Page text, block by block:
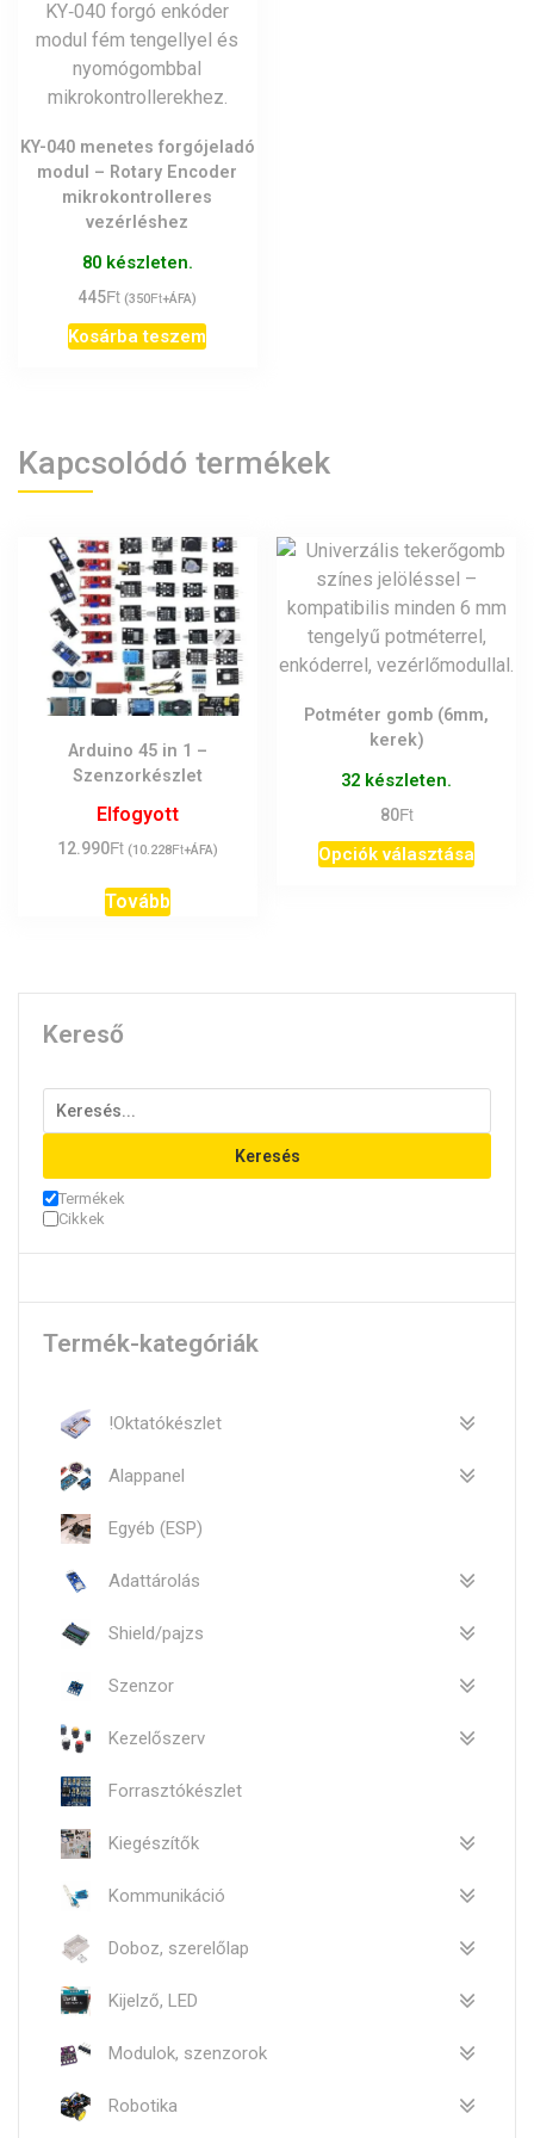
KY-040 menetes forgójeladó
modul – Rotary Encoder
mikrokontrolleres
vezérléshez
80 készleten.
445Ft (350Ft+ÁFA)
Kosárba teszem
Kapcsolódó termékek
Arduino 45 in 1 –
Szenzorkészlet
Elfogyott
12.990Ft (10.228Ft+ÁFA)
Tovább
Potméter gomb (6mm,
kerek)
32 készleten.
80Ft
Opciók választásaEnnek
van.
Kereső
Keresés
Termékek
Cikkek
Termék-kategóriák
!Oktatókészlet
Alappanel
Egyéb (ESP)
Adattárolás
Shield/pajzs
Szenzor
Kezelőszerv
Forrasztókészlet
Kiegészítők
Kommunikáció
Doboz, szerelőlap
Kijelző, LED
Modulok, szenzorok
Robotika